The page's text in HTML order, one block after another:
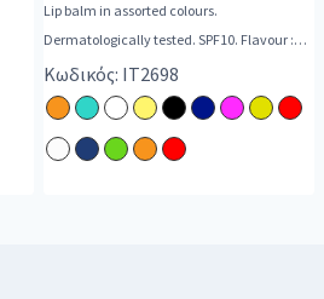
Lip balm in assorted colours.
Dermatologically tested. SPF10. Flavour :
Vanilla.
Κωδικός: IT2698